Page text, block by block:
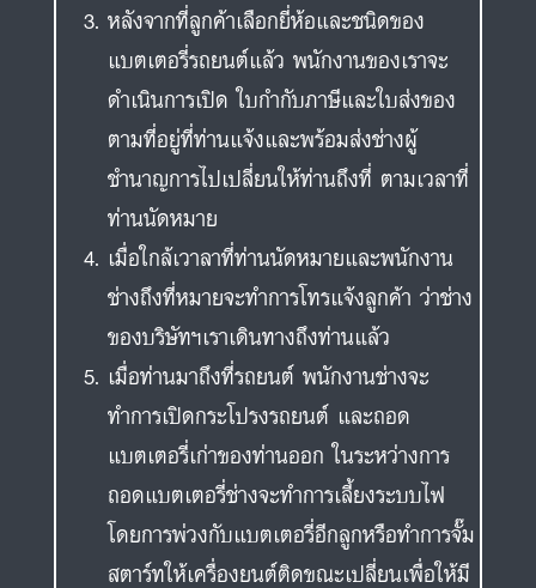
หลังจากที่ลูกค้าเลือกยี่ห้อและชนิดของ
แบตเตอรี่รถยนต์แล้ว พนักงานของเราจะ
ดำเนินการเปิด ใบกำกับภาษีและใบส่งของ
ตามที่อยู่ที่ท่านแจ้งและพร้อมส่งช่างผู้
ชำนาญการไปเปลี่ยนให้ท่านถึงที่ ตามเวลาที่
ท่านนัดหมาย
เมื่อใกล้เวาลาที่ท่านนัดหมายและพนักงาน
ช่างถึงที่หมายจะทำการโทรแจ้งลูกค้า ว่าช่าง
ของบริษัทฯเราเดินทางถึงท่านแล้ว
เมื่อท่านมาถึงที่รถยนต์ พนักงานช่างจะ
ทำการเปิดกระโปรงรถยนต์ และถอด
แบตเตอรี่เก่าของท่านออก ในระหว่างการ
ถอดแบตเตอรี่ช่างจะทำการเลี้ยงระบบไฟ
โดยการพ่วงกับแบตเตอรี่อีกลูกหรือทำการจั๊ม
สตาร์ทให้เครื่องยนต์ติดขณะเปลี่ยนเพื่อให้มี